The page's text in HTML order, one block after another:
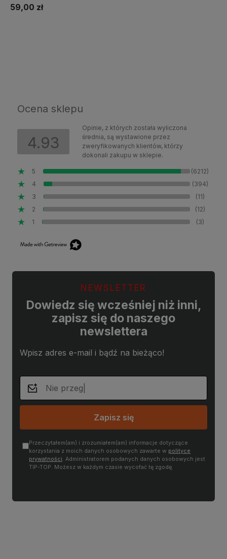
59,00 zł
Ocena sklepu
4.93
Opinie, z których została wyliczona
średnia, są wystawione przez
zweryfikowanych klientów, którzy
dokonali zakupu w sklepie.
5
(6212)
4
(394)
3
(11)
2
(12)
1
(3)
NEWSLETTER
Dowiedz się wcześniej niż inni,
zapisz się do naszego
newslettera
Wpisz adres e-mail i bądź na bieżąco!
Zapisz się
Przeczytałem(am) i zrozumiałem(am) informacje dotyczące
korzystania z moich danych osobowych zawarte w polityce
prywatności. Administratorem podanych danych osobowych jest
TIP-TOP. Możesz w każdym czasie wycofać tę zgodę.